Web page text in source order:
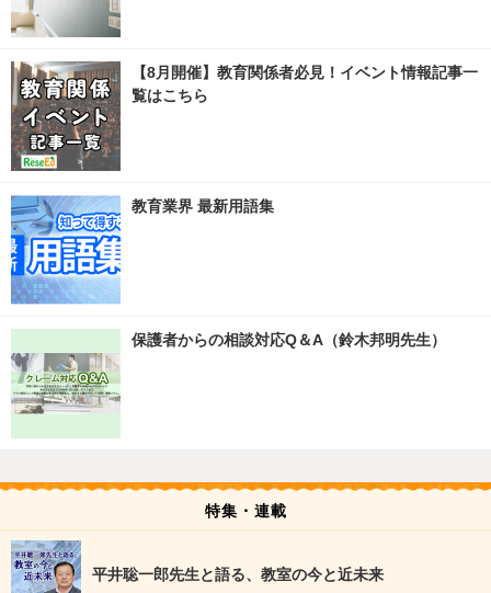
【8月開催】教育関係者必見！イベント情報記事一
覧はこちら
教育業界 最新用語集
保護者からの相談対応Q＆A（鈴木邦明先生）
特集・連載
平井聡一郎先生と語る、教室の今と近未来